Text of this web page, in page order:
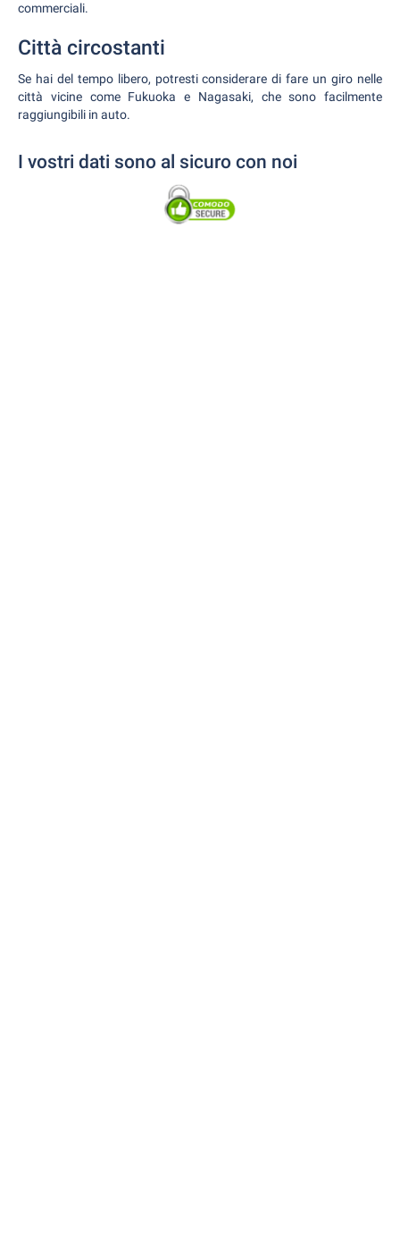
commerciali.
Città circostanti
Se hai del tempo libero, potresti considerare di fare un giro nelle
città vicine come Fukuoka e Nagasaki, che sono facilmente
raggiungibili in auto.
I vostri dati sono al sicuro con noi